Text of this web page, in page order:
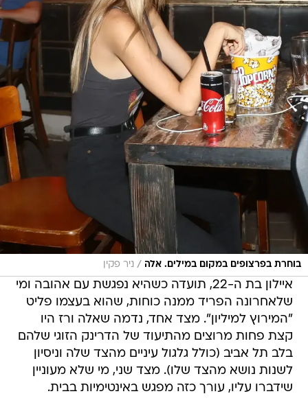
בוחרת בפרצופים במקום במילים. אלה / ניר פקין
איילון בת ה-22, תועדה כשהיא נפגשת עם אהובה ומי
שלאחרונה הפריד ממנה כוחות, שהוא בעצמו פליט
"המירוץ למיליון". מצד אחד, נדמה שאלה ורז היו
קצת פחות מרוצים מהתיעוד של הדרינק הזוגי שלהם
בלב תל אביב (כולל גלגול עיניים מהצד שלה וניסיון
לשנות נושא מהצד שלו). מצד שני, מי שלא מעוניין
שידברו עליו, עורך כזה מפגש באינטימיות בבית.